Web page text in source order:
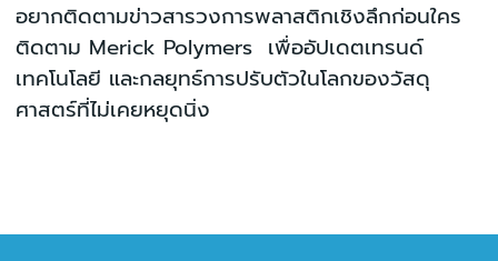
อยากติดตามข่าวสารวงการพลาสติกเชิงลึกก่อนใคร
ติดตาม Merick Polymers เพื่ออัปเดตเทรนด์
เทคโนโลยี และกลยุทธ์การปรับตัวในโลกของวัสดุ
ศาสตร์ที่ไม่เคยหยุดนิ่ง